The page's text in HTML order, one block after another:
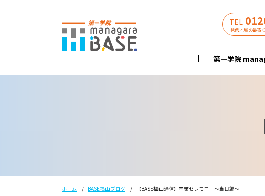
第一学院
TEL
発信地域の最寄
ホーム BASE福山ブログ 【BASE福山通信】卒業セレモニー～当日編～